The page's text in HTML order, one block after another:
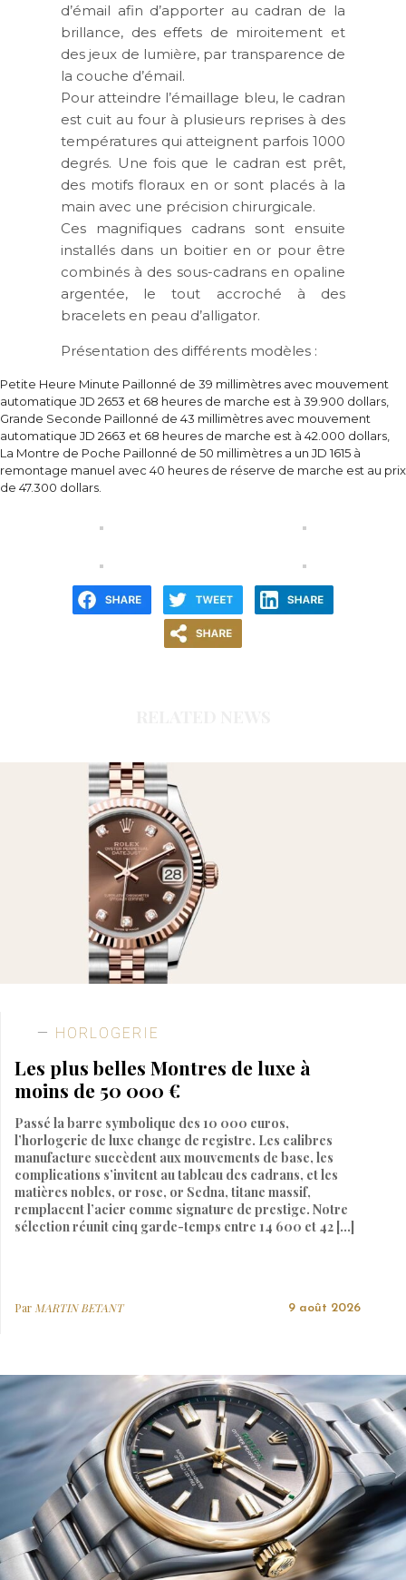
d’émail afin d’apporter au cadran de la
brillance, des effets de miroitement et
des jeux de lumière, par transparence de
la couche d’émail.
Pour atteindre l’émaillage bleu, le cadran
est cuit au four à plusieurs reprises à des
températures qui atteignent parfois 1000
degrés. Une fois que le cadran est prêt,
des motifs floraux en or sont placés à la
main avec une précision chirurgicale.
Ces magnifiques cadrans sont ensuite
installés dans un boitier en or pour être
combinés à des sous-cadrans en opaline
argentée, le tout accroché à des
bracelets en peau d’alligator.
Présentation des différents modèles :
Petite Heure Minute Paillonné de 39 millimètres avec mouvement
automatique JD 2653 et 68 heures de marche est à 39.900 dollars,
Grande Seconde Paillonné de 43 millimètres avec mouvement
automatique JD 2663 et 68 heures de marche est à 42.000 dollars,
La Montre de Poche Paillonné de 50 millimètres a un JD 1615 à
remontage manuel avec 40 heures de réserve de marche est au prix
de 47.300 dollars.
HORLOGERIE
Les plus belles Montres de luxe à
moins de 50 000 €
Passé la barre symbolique des 10 000 euros,
l’horlogerie de luxe change de registre. Les calibres
manufacture succèdent aux mouvements de base, les
complications s’invitent au tableau des cadrans, et les
matières nobles, or rose, or Sedna, titane massif,
remplacent l’acier comme signature de prestige. Notre
sélection réunit cinq garde-temps entre 14 600 et 42 […]
Par MARTIN BETANT 9 août 2026